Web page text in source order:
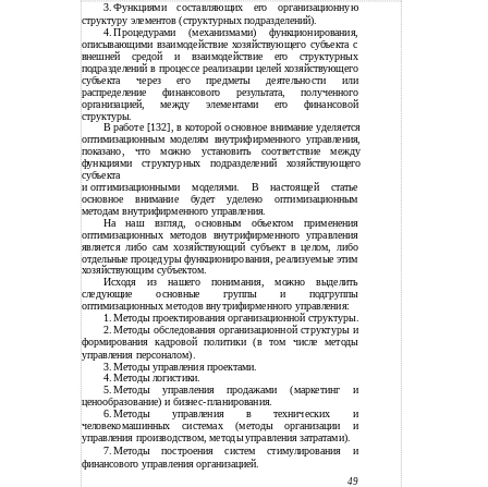
3. Функциями составляющих его организационную
структуру элементов (структурных подразделений).
4. Процедурами (механизмами) функционирования,
описывающими взаимодействие хозяйствующего субъекта с
внешней средой и взаимодействие его структурных
подразделений в процессе реализации целей хозяйствующего
субъекта через его предметы деятельности или
распределение финансового результата, полученного
организацией, между элементами его финансовой
структуры.
В работе [132], в которой основное внимание уделяется
оптимизационным моделям внутрифирменного управления,
показано, что можно установить соответствие между
функциями структурных подразделений хозяйствующего
субъекта
и оптимизационными моделями. В настоящей статье
основное внимание будет уделено оптимизационным
методам внутрифирменного управления.
На наш взгляд, основным объектом применения
оптимизационных методов внутрифирменного управления
является либо сам хозяйствующий субъект в целом, либо
отдельные процедуры функционирования, реализуемые этим
хозяйствующим субъектом.
Исходя из нашего понимания, можно выделить
следующие основные группы и подгруппы
оптимизационных методов внутрифирменного управления:
1. Методы проектирования организационной структуры.
2. Методы обследования организационной структуры и
формирования кадровой политики (в том числе методы
управления персоналом).
3. Методы управления проектами.
4. Методы логистики.
5. Методы управления продажами (маркетинг и
ценообразование) и бизнес-планирования.
6. Методы управления в технических и
человекомашинных системах (методы организации и
управления производством, методы управления затратами).
7. Методы построения систем стимулирования и
финансового управления организацией.
49